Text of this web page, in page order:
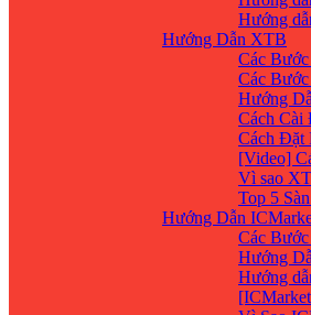
Hướng
Hướng Dẫn XTB
Các
Các
Hướng
Cách Cài
Cách Đặt
[Video]
Vì sao
Top 5
Hướng Dẫn
Các
Hướng
Hướng